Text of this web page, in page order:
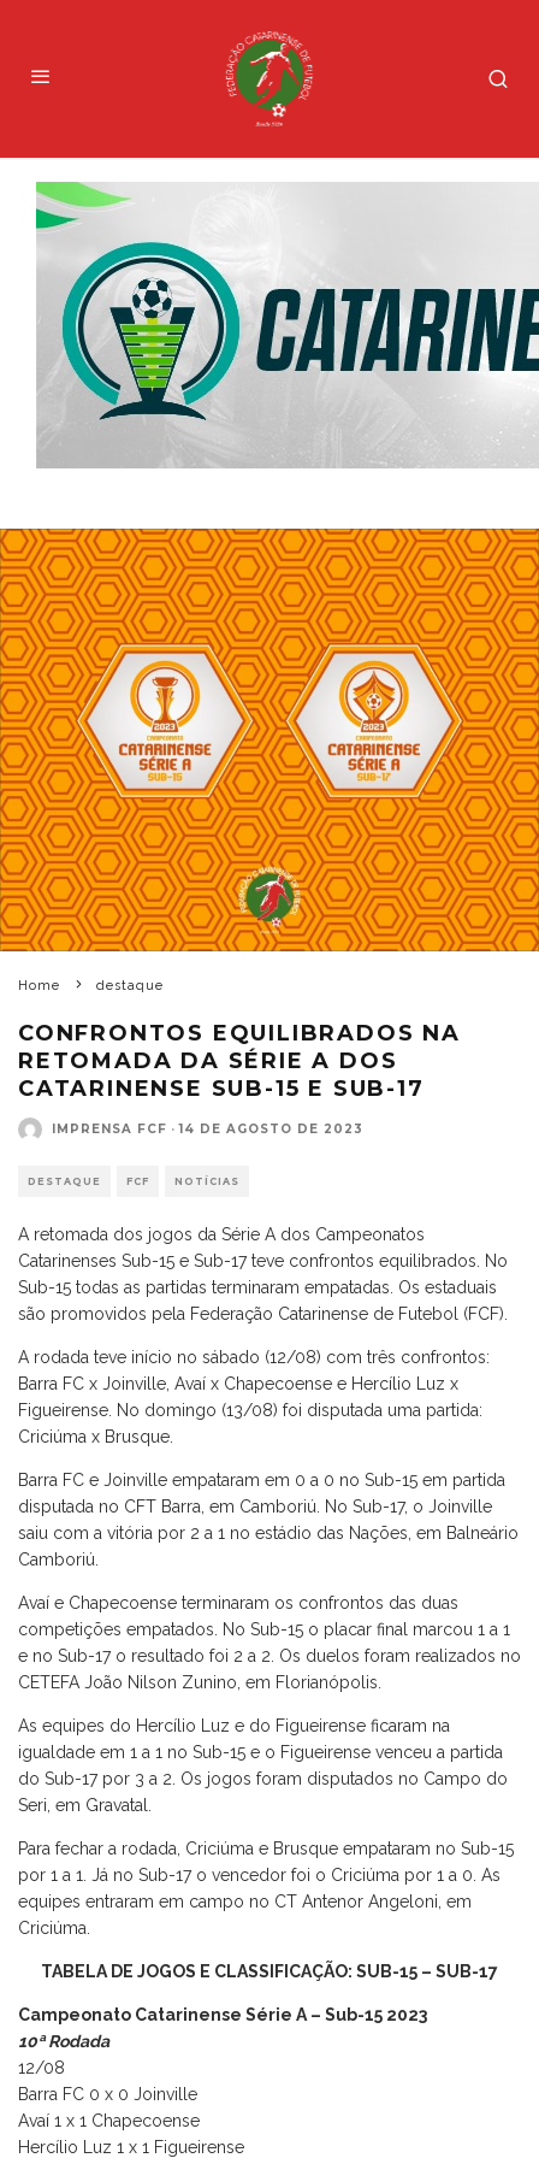
Home destaque
CONFRONTOS EQUILIBRADOS NA
RETOMADA DA SÉRIE A DOS
CATARINENSE SUB-15 E SUB-17
IMPRENSA FCF · 14 DE AGOSTO DE 2023
DESTAQUE FCF NOTÍCIAS
A retomada dos jogos da Série A dos Campeonatos
Catarinenses Sub-15 e Sub-17 teve confrontos equilibrados. No
Sub-15 todas as partidas terminaram empatadas. Os estaduais
são promovidos pela Federação Catarinense de Futebol (FCF).
A rodada teve início no sábado (12/08) com três confrontos:
Barra FC x Joinville, Avaí x Chapecoense e Hercílio Luz x
Figueirense. No domingo (13/08) foi disputada uma partida:
Criciúma x Brusque.
Barra FC e Joinville empataram em 0 a 0 no Sub-15 em partida
disputada no CFT Barra, em Camboriú. No Sub-17, o Joinville
saiu com a vitória por 2 a 1 no estádio das Nações, em Balneário
Camboriú.
Avaí e Chapecoense terminaram os confrontos das duas
competições empatados. No Sub-15 o placar final marcou 1 a 1
e no Sub-17 o resultado foi 2 a 2. Os duelos foram realizados no
CETEFA João Nilson Zunino, em Florianópolis.
As equipes do Hercílio Luz e do Figueirense ficaram na
igualdade em 1 a 1 no Sub-15 e o Figueirense venceu a partida
do Sub-17 por 3 a 2. Os jogos foram disputados no Campo do
Seri, em Gravatal.
Para fechar a rodada, Criciúma e Brusque empataram no Sub-15
por 1 a 1. Já no Sub-17 o vencedor foi o Criciúma por 1 a 0. As
equipes entraram em campo no CT Antenor Angeloni, em
Criciúma.
TABELA DE JOGOS E CLASSIFICAÇÃO: SUB-15 – SUB-17
Campeonato Catarinense Série A – Sub-15 2023
10ª Rodada
12/08
Barra FC 0 x 0 Joinville
Avaí 1 x 1 Chapecoense
Hercílio Luz 1 x 1 Figueirense